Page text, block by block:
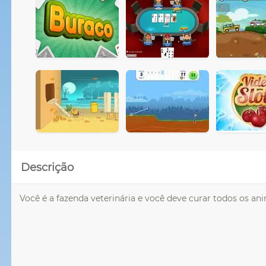
Descrição
Você é a fazenda veterinária e você deve curar todos os